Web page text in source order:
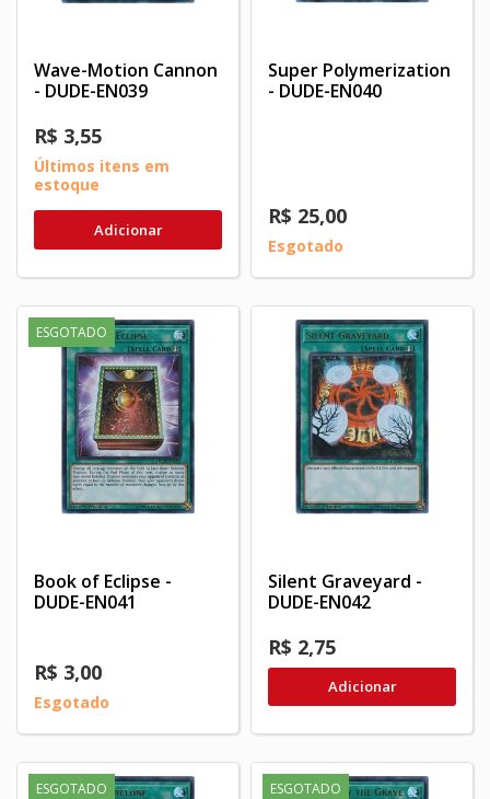
Wave-Motion Cannon
- DUDE-EN039
R$ 3,55
Últimos itens em
estoque
Adicionar
Super Polymerization
- DUDE-EN040
R$ 25,00
Esgotado
ESGOTADO
Book of Eclipse -
DUDE-EN041
R$ 3,00
Esgotado
Silent Graveyard -
DUDE-EN042
R$ 2,75
Adicionar
ESGOTADO ESGOTADO